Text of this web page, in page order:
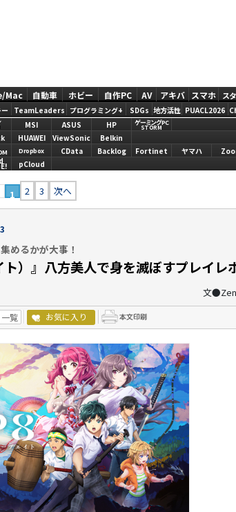
Mac 自動車 ホビー 自作PC AV アキバ スマホ ス
TeamLeaders プログラミング+ SDGs 地方活性 PUACL2026
MSI ASUS HP ゲーミングPC
STORM
HUAWEI ViewSonic Belkin
Dropbox CData Backlog Fortinet ヤマハ
pCloud
1 2 3 次へ
めるかが大事！
）』八方美人で身を滅ぼすプレイレ
文
一覧 お気に入り